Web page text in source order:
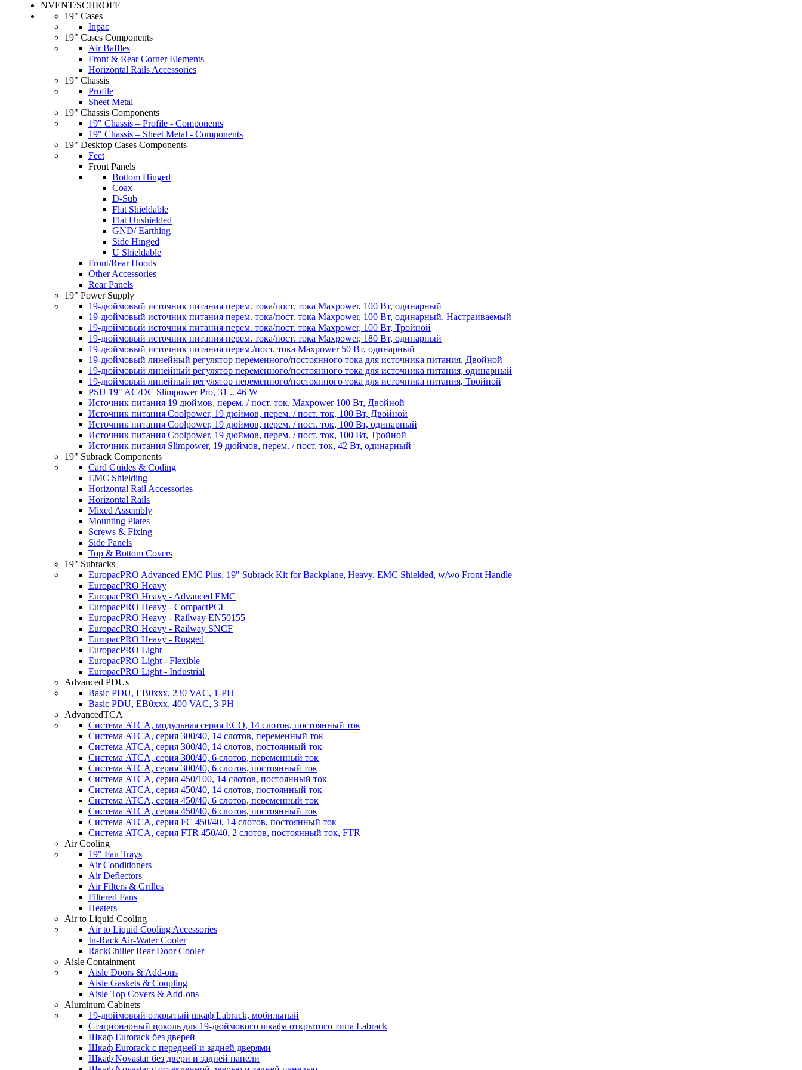
NVENT/SCHROFF
19" Cases
Inpac
19" Cases Components
Air Baffles
Front & Rear Corner Elements
Horizontal Rails Accessories
19" Chassis
Profile
Sheet Metal
19" Chassis Components
19" Chassis – Profile - Components
19" Chassis – Sheet Metal - Components
19" Desktop Cases Components
Feet
Front Panels
Bottom Hinged
Coax
D-Sub
Flat Shieldable
Flat Unshielded
GND/ Earthing
Side Hinged
U Shieldable
Front/Rear Hoods
Other Accessories
Rear Panels
19" Power Supply
19-дюймовый источник питания перем. тока/пост. тока Maxpower, 100 Вт, одинарный
19-дюймовый источник питания перем. тока/пост. тока Maxpower, 100 Вт, одинарный, Настраиваемый
19-дюймовый источник питания перем. тока/пост. тока Maxpower, 100 Вт, Тройной
19-дюймовый источник питания перем. тока/пост. тока Maxpower, 180 Вт, одинарный
19-дюймовый источник питания перем./пост. тока Maxpower 50 Вт, одинарный
19-дюймовый линейный регулятор переменного/постоянного тока для источника питания, Двойной
19-дюймовый линейный регулятор переменного/постоянного тока для источника питания, одинарный
19-дюймовый линейный регулятор переменного/постоянного тока для источника питания, Тройной
PSU 19" AC/DC Slimpower Pro, 31 .. 46 W
Источник питания 19 дюймов, перем. / пост. ток, Maxpower 100 Вт, Двойной
Источник питания Coolpower, 19 дюймов, перем. / пост. ток, 100 Вт, Двойной
Источник питания Coolpower, 19 дюймов, перем. / пост. ток, 100 Вт, одинарный
Источник питания Coolpower, 19 дюймов, перем. / пост. ток, 100 Вт, Тройной
Источник питания Slimpower, 19 дюймов, перем. / пост. ток, 42 Вт, одинарный
19" Subrack Components
Card Guides & Coding
EMC Shielding
Horizontal Rail Accessories
Horizontal Rails
Mixed Assembly
Mounting Plates
Screws & Fixing
Side Panels
Top & Bottom Covers
19" Subracks
EuropacPRO Advanced EMC Plus, 19" Subrack Kit for Backplane, Heavy, EMC Shielded, w/wo Front Handle
EuropacPRO Heavy
EuropacPRO Heavy - Advanced EMC
EuropacPRO Heavy - CompactPCI
EuropacPRO Heavy - Railway EN50155
EuropacPRO Heavy - Railway SNCF
EuropacPRO Heavy - Rugged
EuropacPRO Light
EuropacPRO Light - Flexible
EuropacPRO Light - Industrial
Advanced PDUs
Basic PDU, EB0xxx, 230 VAC, 1-PH
Basic PDU, EB0xxx, 400 VAC, 3-PH
AdvancedTCA
Система ATCA, модульная серия ECO, 14 слотов, постоянный ток
Система ATCA, серия 300/40, 14 слотов, переменный ток
Система ATCA, серия 300/40, 14 слотов, постоянный ток
Система ATCA, серия 300/40, 6 слотов, переменный ток
Система ATCA, серия 300/40, 6 слотов, постоянный ток
Система ATCA, серия 450/100, 14 слотов, постоянный ток
Система ATCA, серия 450/40, 14 слотов, постоянный ток
Система ATCA, серия 450/40, 6 слотов, переменный ток
Система ATCA, серия 450/40, 6 слотов, постоянный ток
Система ATCA, серия FC 450/40, 14 слотов, постоянный ток
Система ATCA, серия FTR 450/40, 2 слотов, постоянный ток, FTR
Air Cooling
19" Fan Trays
Air Conditioners
Air Deflectors
Air Filters & Grilles
Filtered Fans
Heaters
Air to Liquid Cooling
Air to Liquid Cooling Accessories
In-Rack Air-Water Cooler
RackChiller Rear Door Cooler
Aisle Containment
Aisle Doors & Add-ons
Aisle Gaskets & Coupling
Aisle Top Covers & Add-ons
Aluminum Cabinets
19-дюймовый открытый шкаф Labrack, мобильный
Стационарный цоколь для 19-дюймового шкафа открытого типа Labrack
Шкаф Eurorack без дверей
Шкаф Eurorack с передней и задней дверями
Шкаф Novastar без двери и задней панели